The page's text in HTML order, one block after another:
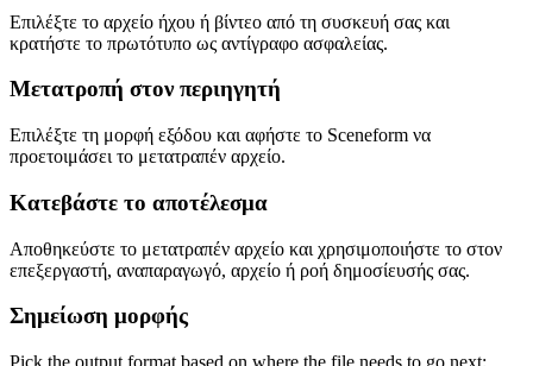
Επιλέξτε το αρχείο ήχου ή βίντεο από τη συσκευή σας και
κρατήστε το πρωτότυπο ως αντίγραφο ασφαλείας.
Μετατροπή στον περιηγητή
Επιλέξτε τη μορφή εξόδου και αφήστε το Sceneform να
προετοιμάσει το μετατραπέν αρχείο.
Κατεβάστε το αποτέλεσμα
Αποθηκεύστε το μετατραπέν αρχείο και χρησιμοποιήστε το στον
επεξεργαστή, αναπαραγωγό, αρχείο ή ροή δημοσίευσής σας.
Σημείωση μορφής
Pick the output format based on where the file needs to go next: